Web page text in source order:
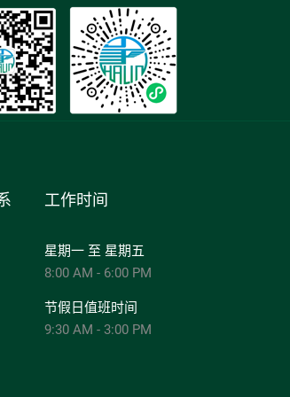
工作时间
星期一 至 星期五
8:00 AM - 6:00 PM
节假日值班时间
9:30 AM - 3:00 PM